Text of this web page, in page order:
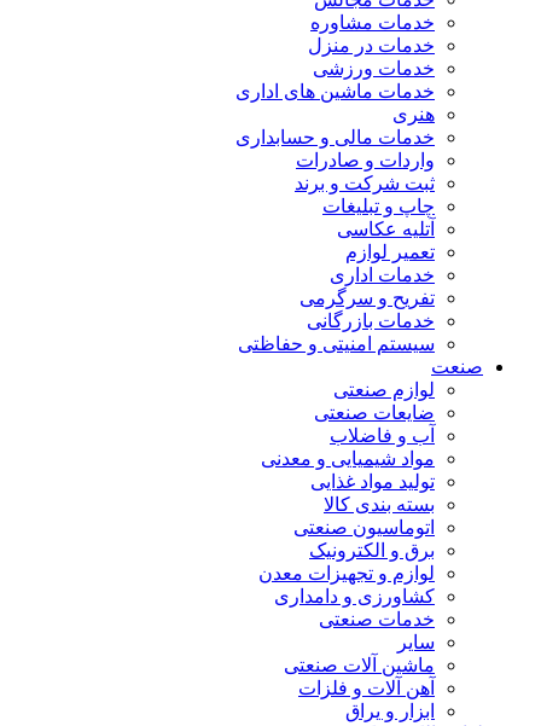
خدمات مشاوره
خدمات در منزل
خدمات ورزشی
خدمات ماشین های اداری
هنری
خدمات مالی و حسابداری
واردات و صادرات
ثبت شرکت و برند
چاپ و تبلیغات
آتلیه عکاسی
تعمیر لوازم
خدمات اداری
تفریح و سرگرمی
خدمات بازرگانی
سیستم امنیتی و حفاظتی
صنعت
لوازم صنعتی
ضایعات صنعتی
آب و فاضلاب
مواد شیمیایی و معدنی
تولید مواد غذایی
بسته بندی کالا
اتوماسیون صنعتی
برق و الکترونیک
لوازم و تجهیزات معدن
کشاورزی و دامداری
خدمات صنعتی
سایر
ماشین آلات صنعتی
آهن آلات و فلزات
ابزار و یراق